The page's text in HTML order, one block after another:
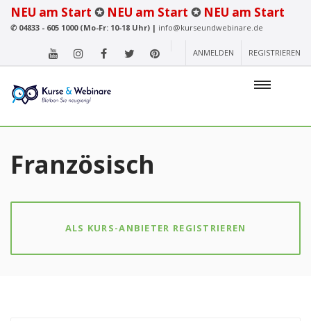
NEU am Start ✪ NEU am Start ✪ NEU am Start
✆04833 - 605 1000 (Mo-Fr: 10-18 Uhr) | info@kurseundwebinare.de
ANMELDEN REGISTRIEREN
Französisch
ALS KURS-ANBIETER REGISTRIEREN